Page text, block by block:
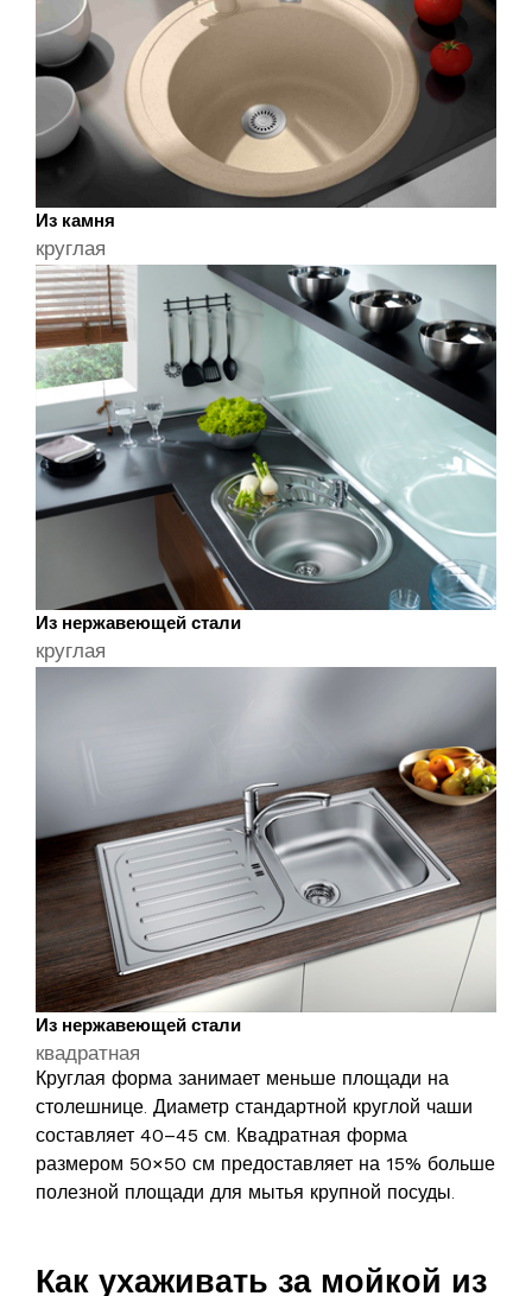
Из камня
круглая
Из нержавеющей стали
круглая
Из нержавеющей стали
квадратная
Круглая форма занимает меньше площади на
столешнице. Диаметр стандартной круглой чаши
составляет 40–45 см. Квадратная форма
размером 50×50 см предоставляет на 15% больше
полезной площади для мытья крупной посуды.
Как ухаживать за мойкой из